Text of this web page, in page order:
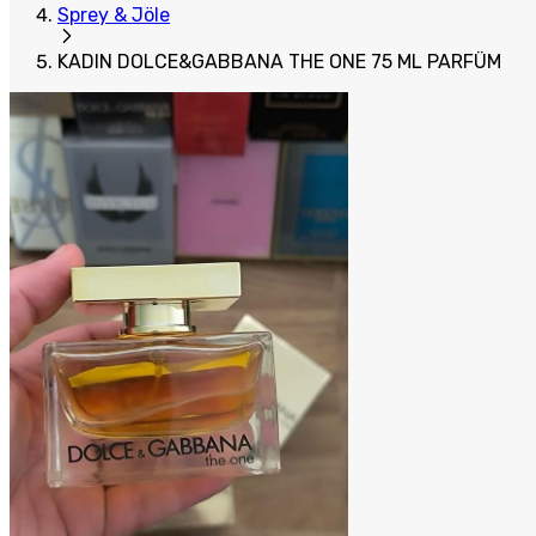
Sprey & Jöle
KADIN DOLCE&GABBANA THE ONE 75 ML PARFÜM